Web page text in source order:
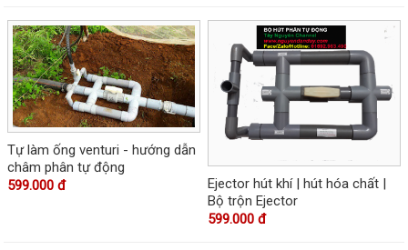
Tự làm ống venturi - hướng dẫn
châm phân tự động
599.000 đ
Ejector hút khí | hút hóa chất |
Bộ trộn Ejector
599.000 đ